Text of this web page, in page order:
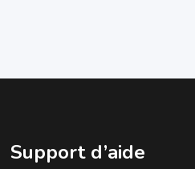
Support d’aide